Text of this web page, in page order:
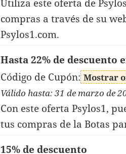
Utiliza este oferta de
compras a través de su
Psylos1.com.
Hasta 22% de descuento
Código de Cupón: Mostrar
Válido hasta: 31 de marzo de
Con este oferta Psylos1,
tus compras de la Botas
15% de descuento